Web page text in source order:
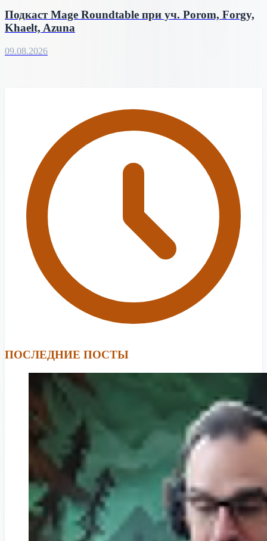
Подкаст Mage Roundtable при уч. Porom, Forgy,
Khaelt, Azuna
09.08.2026
ПОСЛЕДНИЕ ПОСТЫ